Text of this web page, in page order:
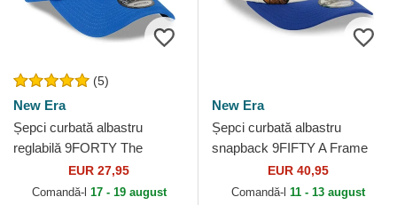
(5)
New Era
Șepci curbată albastru
reglabilă 9FORTY The
League de Dallas Mavericks
NBA de New Era
EUR 27,95
Comandă-l 17 - 19 august
New Era
Șepci curbată albastru
snapback 9FIFTY A Frame
Precurved Hardwood
Classics de Dallas
EUR 40,95
Comandă-l 11 - 13 august